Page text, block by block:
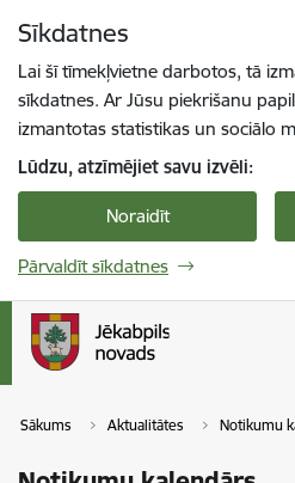
Sīkdatnes
Lai šī tīmekļvietne darbotos, tā
sīkdatnes. Ar Jūsu piekrišanu
izmantotas statistikas un sociālo
Lūdzu, atzīmējiet savu izvēli:
Noraidīt
Pārvaldīt sīkdatnes
Sākums Aktualitātes Notikumu